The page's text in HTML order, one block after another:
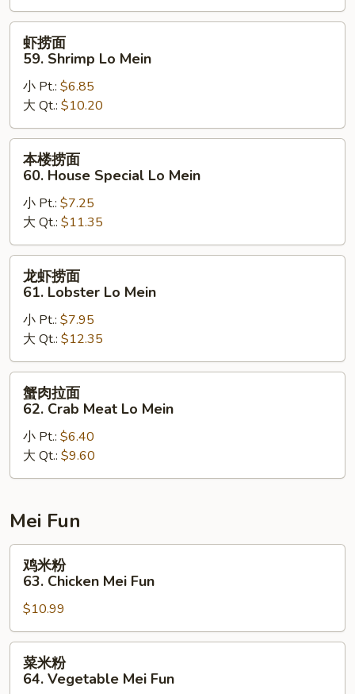
Lo
Mein
59.
Shrimp
Lo
Mein
虾捞面
59. Shrimp Lo Mein
小 Pt.: $6.85
大 Qt.: $10.20
60.
House
Special
Lo
Mein
本楼捞面
60. House Special Lo Mein
小 Pt.: $7.25
大 Qt.: $11.35
61.
Lobster
Lo
Mein
龙虾捞面
61. Lobster Lo Mein
小 Pt.: $7.95
大 Qt.: $12.35
62.
Crab
Lo
蟹肉拉面
62. Crab Meat Lo Mein
小 Pt.: $6.40
大 Qt.: $9.60
Mei Fun
63.
Chicken
Mei
Fun
鸡米粉
63. Chicken Mei Fun
$10.99
菜米粉
64. Vegetable Mei Fun